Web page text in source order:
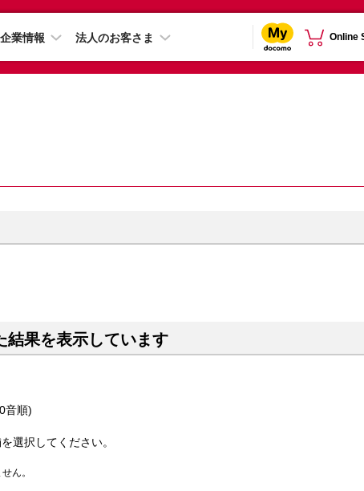
企業情報 法人のお客さま Online
結果を表示しています
音順)
選択してください。
ん。